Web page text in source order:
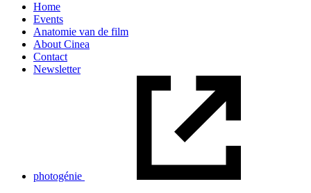
Home
Events
Anatomie van de film
About Cinea
Contact
Newsletter
photogénie